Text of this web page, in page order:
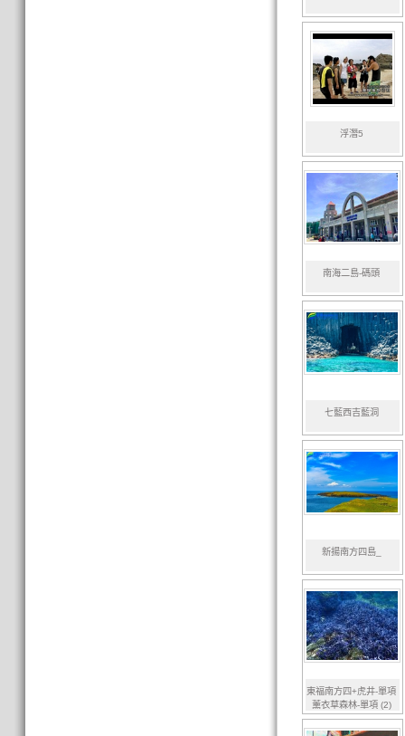
浮潛5
南海二島-碼頭
七藍西吉藍洞
新揚南方四島_
東福南方四+虎井-單項
薰衣草森林-單項 (2)